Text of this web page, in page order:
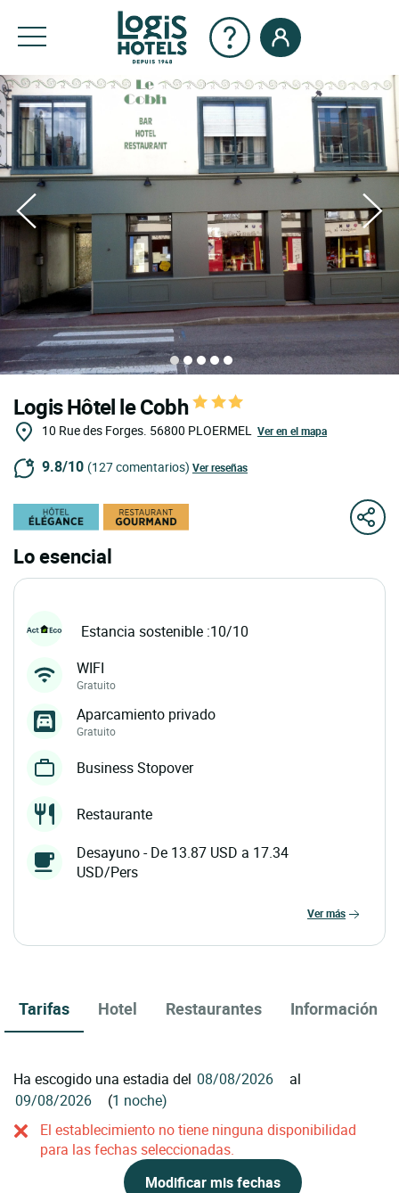
Logis Hôtel le Cobh
10 Rue des Forges. 56800 PLOERMEL Ver en el mapa
9.8/10 (127 comentarios) Ver reseñas
Lo esencial
Estancia sostenible :10/10
WIFI
Gratuito
Aparcamiento privado
Gratuito
Business Stopover
Restaurante
Desayuno - De 13.87 USD a 17.34
USD/Pers
ver más
Tarifas Hotel Restaurantes Información
Ha escogido una estadia del
al
(1 noche)
El establecimiento no tiene ninguna disponibilidad
para las fechas seleccionadas.
Modificar mis fechas